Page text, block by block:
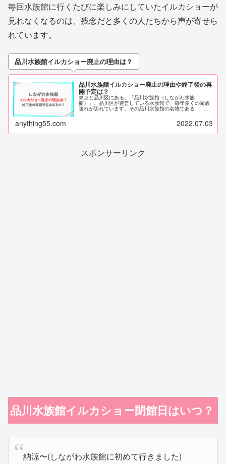
毎回水族館に行くたびに楽しみにしていたイルカショーが
見れなくなるのは、残念だと多くの人たちから声が寄せら
れています。
品川水族館イルカショー廃止の理由は？
品川水族館イルカショー廃止の理由や終了後の再
開予定は？
東京と品川区にある、「品川水族館（しながわ水族
館）」。品川区が運営している水族館で、毎年多くの家族
連れが訪れています。その品川水族館の名物である、「イ
か。なぜ品川水族館のイルカショーが廃止に...
anything55.com 2022.07.03
スポンサーリンク
品川水族館イルカショー閉館日はいつ？
納涼〜(しながわ水族館に初めて行きました)